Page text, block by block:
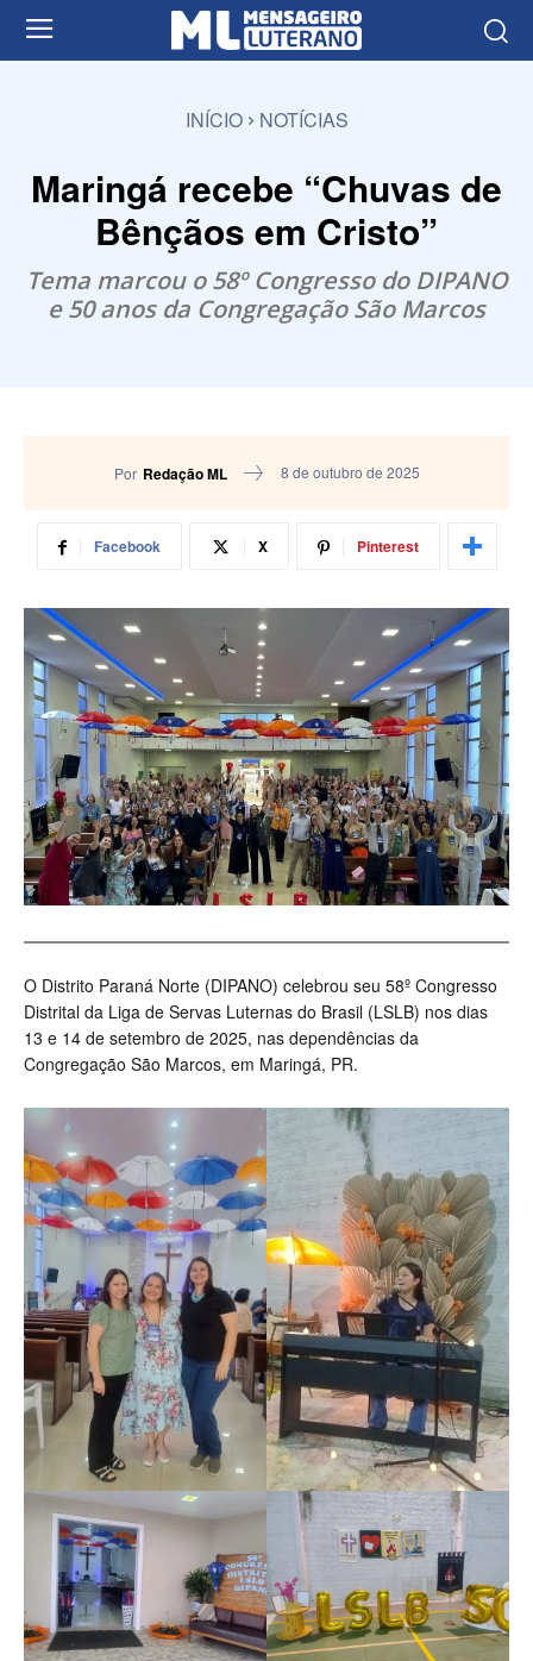
INÍCIO NOTÍCIAS
Maringá recebe “Chuvas de
Bênçãos em Cristo”
Tema marcou o 58º Congresso do DIPANO
e 50 anos da Congregação São Marcos
Por Redação ML 8 de outubro de 2025
Facebook X Pinterest
O Distrito Paraná Norte (DIPANO) celebrou seu 58º Congresso
Distrital da Liga de Servas Luternas do Brasil (LSLB) nos dias
13 e 14 de setembro de 2025, nas dependências da
Congregação São Marcos, em Maringá, PR.